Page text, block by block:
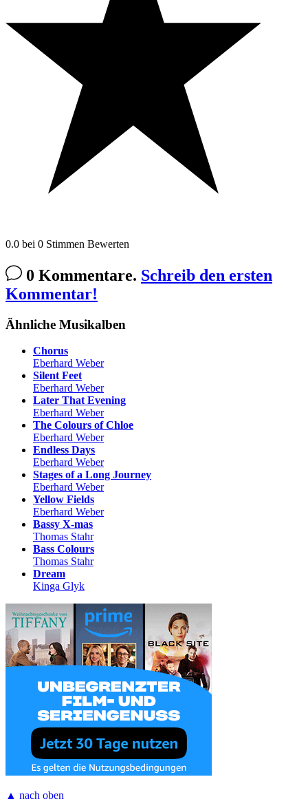
0.0 bei 0 Stimmen Bewerten
0 Kommentare. Schreib den ersten
Kommentar!
Ähnliche Musikalben
Chorus
Eberhard Weber
Silent Feet
Eberhard Weber
Later That Evening
Eberhard Weber
The Colours of Chloe
Eberhard Weber
Endless Days
Eberhard Weber
Stages of a Long Journey
Eberhard Weber
Yellow Fields
Eberhard Weber
Bassy X-mas
Thomas Stahr
Bass Colours
Thomas Stahr
Dream
Kinga Glyk
▲ nach oben